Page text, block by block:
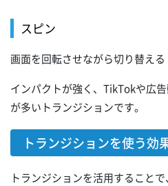
スピン
画面を回転させながら切り替える
インパクトが強く、TikTokや広
が多いトランジションです。
トランジションを使う効
トランジションを活用すること